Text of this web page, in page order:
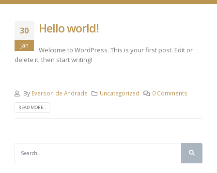
30
jan
Hello world!
Welcome to WordPress. This is your first post. Edit or
delete it, then start writing!
By Everson de Andrade Uncategorized 0 Comments
READ MORE...